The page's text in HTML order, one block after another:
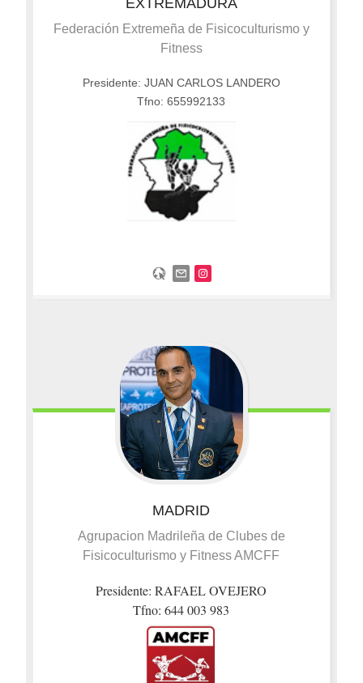
EXTREMADURA
Federación Extremeña de Fisicoculturismo y
Fitness
Presidente: JUAN CARLOS LANDERO
Tfno: 655992133
MADRID
Agrupacion Madrileña de Clubes de
Fisicoculturismo y Fitness AMCFF
Presidente: RAFAEL OVEJERO
Tfno: 644 003 983